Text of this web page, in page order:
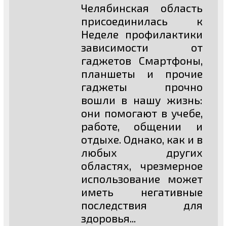
Челябинская область
присоединилась к
Неделе профилактики
зависимости от
гаджетов Смартфоны,
планшеты и прочие
гаджеты прочно
вошли в нашу жизнь:
они помогают в учебе,
работе, общении и
отдыхе. Однако, как и в
любых других
областях, чрезмерное
использование может
иметь негативные
последствия для
здоровья...